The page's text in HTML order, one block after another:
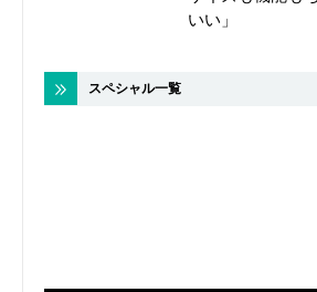
いい」
スペシャル一覧